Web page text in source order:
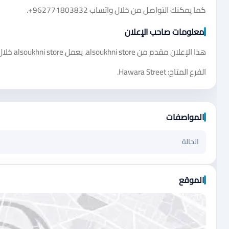
كما يمكنك التواصل من خلال واتساب+962771803832
.
معلومات صاحب الإعلان
هذا الإعلان مقدم من alsoukhni store. يعمل alsoukhni store خلال جميع أيام الأسبوع من الساعة 8:00 صباحًا حتى الساعة 11:00 مساءً.
الفرع المتاح: Hawara Street.
المواصفات
الحالة
الموقع